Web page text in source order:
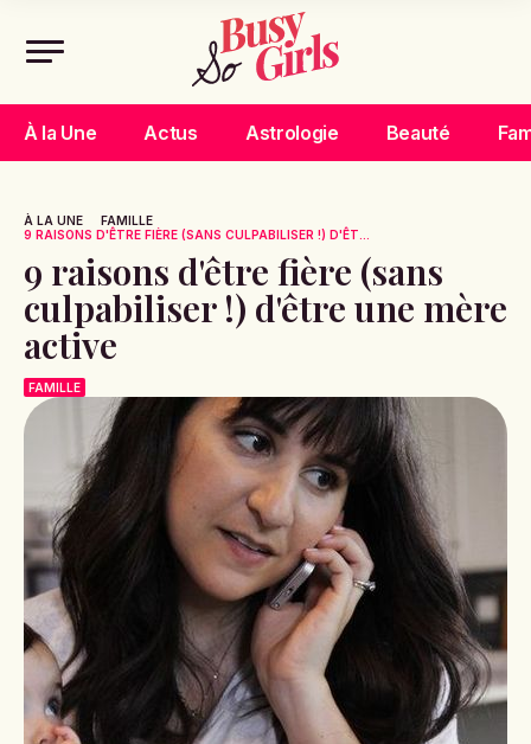
À la Une Actus Astrologie Beauté
À LA UNE
FAMILLE
9 RAISONS D'ÊTRE FIÈRE (SANS CULPABILISER !) D'ÊT...
9 raisons d'être fière (sans
culpabiliser !) d'être une mère
active
FAMILLE